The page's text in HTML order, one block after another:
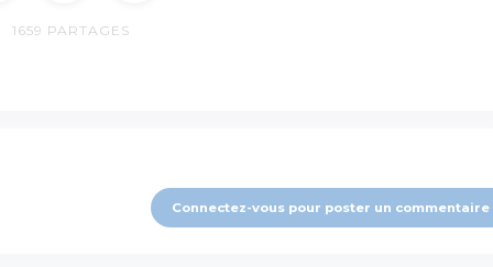
1659 PARTAGES
Connectez-vous pour poster un commentaire